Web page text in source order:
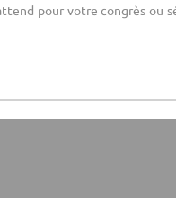
pour votre congrès ou